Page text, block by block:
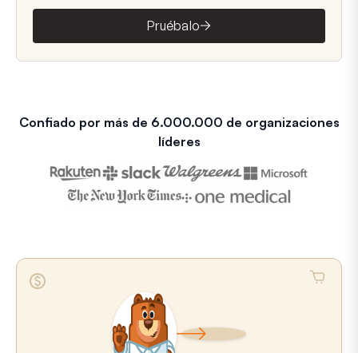
Pruébalo
Confiado por más de 6.000.000 de organizaciones
líderes